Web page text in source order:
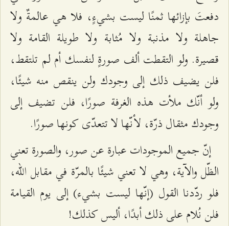
دفعتَ بإزائها ثمنًا ليست بشيءٍ، فلا هي عالمةٌ ولا
جاهلة ولا مذنبة ولا مُثابة ولا طويلة القامة ولا
قصيرة. ولو التقطت ألف صورةٍ لنفسك أم لم تلتقط،
فلن يضيف ذلك إلى وجودك ولن ينقص منه شيئًا،
ولو أنّك ملأت هذه الغرفة صورًا، فلن تضيف إلى
وجودك مثقال ذرّة، لأنّها لا تتعدّى كونها صورًا.
إنّ جميع الموجودات عبارة عن صور، والصورة تعني
الظّل والآية، وهي لا تعني شيئًا بالمرّة في مقابل الله،
فلو ردّدنا القول (إنّها ليست بشيء) إلى يوم القيامة
فلن نُلام على ذلك أبدًا، أليس كذلك!